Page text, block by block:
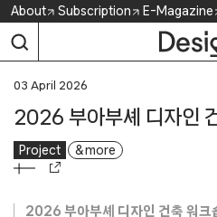
Skip
content
About Subscription E-Magazine
03 April 2026
2026 부아부셰 디자인
Project & more
2026 부아부셰 디자인 건축 워크